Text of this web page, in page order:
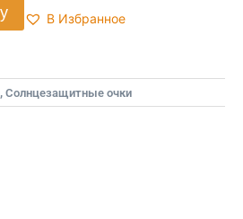
В Избранное
, Солнцезащитные очки